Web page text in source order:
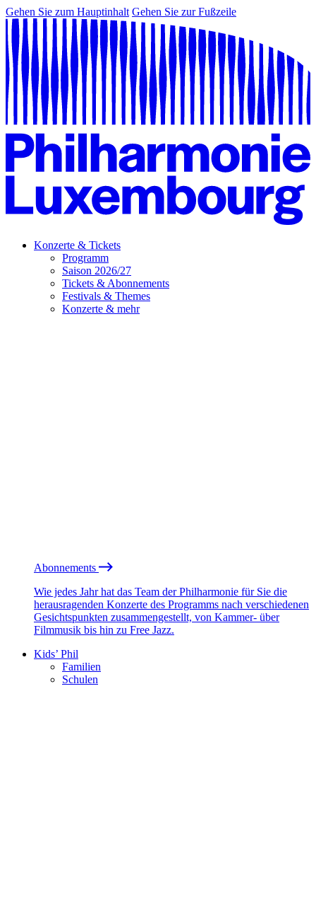
Gehen Sie zum Hauptinhalt Gehen Sie zur Fußzeile
Konzerte & Tickets
Programm
Saison 2026/27
Tickets & Abonnements
Festivals & Themes
Konzerte & mehr
Abonnements
Wie jedes Jahr hat das Team der Philharmonie für Sie die
herausragenden Konzerte des Programms nach verschiedenen
Gesichtspunkten zusammengestellt, von Kammer- über
Filmmusik bis hin zu Free Jazz.
Kids’ Phil
Familien
Schulen